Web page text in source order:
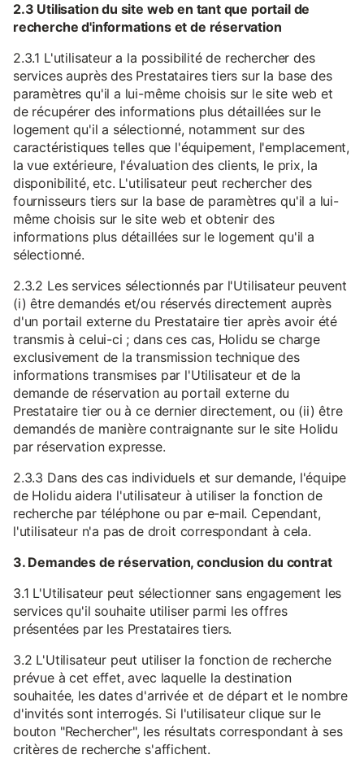
2.3 Utilisation du site web en tant que portail de
recherche d'informations et de réservation
2.3.1 L'utilisateur a la possibilité de rechercher des
services auprès des Prestataires tiers sur la base des
paramètres qu'il a lui-même choisis sur le site web et
de récupérer des informations plus détaillées sur le
logement qu'il a sélectionné, notamment sur des
caractéristiques telles que l'équipement, l'emplacement,
la vue extérieure, l'évaluation des clients, le prix, la
disponibilité, etc. L'utilisateur peut rechercher des
fournisseurs tiers sur la base de paramètres qu'il a lui-
même choisis sur le site web et obtenir des
informations plus détaillées sur le logement qu'il a
sélectionné.
2.3.2 Les services sélectionnés par l'Utilisateur peuvent
(i) être demandés et/ou réservés directement auprès
d'un portail externe du Prestataire tier après avoir été
transmis à celui-ci ; dans ces cas, Holidu se charge
exclusivement de la transmission technique des
informations transmises par l'Utilisateur et de la
demande de réservation au portail externe du
Prestataire tier ou à ce dernier directement, ou (ii) être
demandés de manière contraignante sur le site Holidu
par réservation expresse.
2.3.3 Dans des cas individuels et sur demande, l'équipe
de Holidu aidera l'utilisateur à utiliser la fonction de
recherche par téléphone ou par e-mail. Cependant,
l'utilisateur n'a pas de droit correspondant à cela.
3. Demandes de réservation, conclusion du contrat
3.1 L'Utilisateur peut sélectionner sans engagement les
services qu'il souhaite utiliser parmi les offres
présentées par les Prestataires tiers.
3.2 L'Utilisateur peut utiliser la fonction de recherche
prévue à cet effet, avec laquelle la destination
souhaitée, les dates d'arrivée et de départ et le nombre
d'invités sont interrogés. Si l'utilisateur clique sur le
bouton "Rechercher", les résultats correspondant à ses
critères de recherche s'affichent.